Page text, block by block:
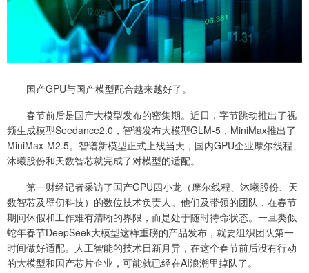
国产GPU与国产模型配合越来越好了。
春节前后是国产大模型发布的密集期。近日，字节跳动推出了视
频生成模型Seedance2.0，智谱发布大模型GLM-5，MiniMax推出了
MiniMax-M2.5。智谱新模型正式上线当天，国内GPU企业摩尔线程、
沐曦股份和天数智芯就完成了对模型的适配。
第一财经记者采访了国产GPU四小龙（摩尔线程、沐曦股份、天
数智芯及壁仞科技）的数位技术负责人。他们及带领的团队，在春节
期间休假和工作难有清晰的界限，而是处于随时待命状态。一旦类似
蛇年春节DeepSeek大模型这样重磅的产品发布，就要组织团队第一
时间做好适配。人工智能的技术日新月异，在这个春节前后没有行动
的大模型和国产芯片企业，可能就已经在AI浪潮里掉队了。